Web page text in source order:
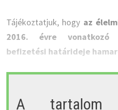
Tájékoztatjuk, hogy az
2016. évre vonatkozó
befizetési határideje
A tartalom